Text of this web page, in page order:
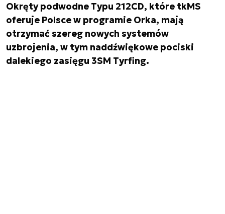
Okręty podwodne Typu 212CD, które tkMS
oferuje Polsce w programie Orka, mają
otrzymać szereg nowych systemów
uzbrojenia, w tym naddźwiękowe pociski
dalekiego zasięgu 3SM Tyrfing.